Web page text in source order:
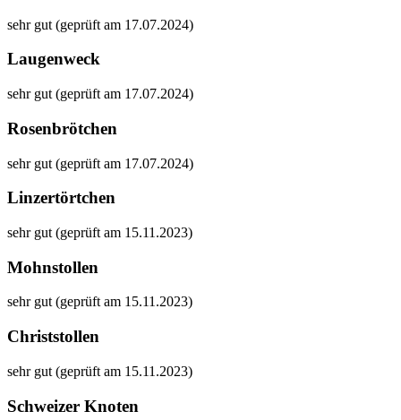
sehr gut (geprüft am 17.07.2024)
Laugenweck
sehr gut (geprüft am 17.07.2024)
Rosenbrötchen
sehr gut (geprüft am 17.07.2024)
Linzertörtchen
sehr gut (geprüft am 15.11.2023)
Mohnstollen
sehr gut (geprüft am 15.11.2023)
Christstollen
sehr gut (geprüft am 15.11.2023)
Schweizer Knoten